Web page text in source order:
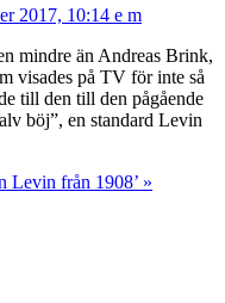
2017, 10:14 e m
mindre än Andreas Brink,
visades på TV för inte så
till den till den pågående
böj”, en standard Levin
Levin från 1908’ »